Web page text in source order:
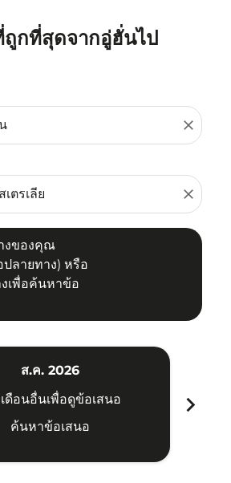
กที่สุดจากอู่ฮั่นไป
close
close
งของคุณ
ลายทาง) หรือ
เพื่อค้นหาข้อ
ของคุณ (ต้นทางและ/หรือปลายทาง) หรื
ส.ค. 2026
ดือนอื่นเพื่อดูข้อเสนอ
ค้นหาข้อเสนอ
chevron_right